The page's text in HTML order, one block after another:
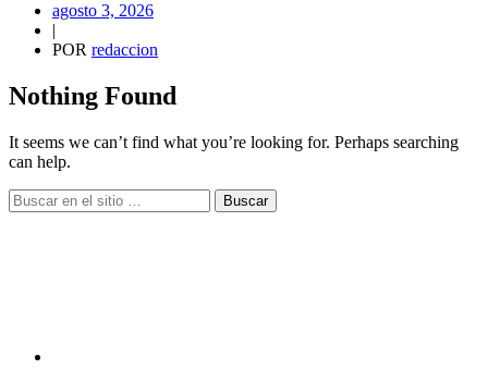
agosto 3, 2026
|
POR redaccion
Nothing Found
It seems we can’t find what you’re looking for. Perhaps searching
can help.
Buscar